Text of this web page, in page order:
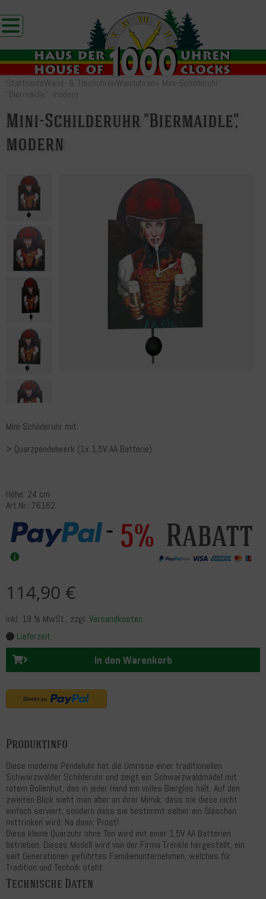
StartseiteWand- & TischuhrenWanduhren» Mini-Schilderuhr
"Biermaidle", modern
Mini-Schilderuhr "Biermaidle",
modern
Mini-Schilderuhr mit:
> Quarzpendelwerk (1x 1,5V AA Batterie)
Höhe: 24 cm
Art.Nr.: 76162
5% Rabatt
114,90 €
inkl. 19 % MwSt., zzgl. Versandkosten
Lieferzeit
In den Warenkorb
Produktinfo
Diese moderne Pendeluhr hat die Umrisse einer traditionellen
Schwarzwälder Schilderuhr und zeigt ein Schwarzwaldmädel mit
rotem Bollenhut, das in jeder Hand ein volles Bierglas hält. Auf den
zweiten Blick sieht man aber an ihrer Mimik, dass sie diese nicht
einfach serviert, sondern dass sie bestimmt selber ein Gläschen
mittrinken wird. Na dann: Prost!
Diese kleine Quarzuhr ohne Ton wird mit einer 1,5V AA Batterien
betrieben. Dieses Modell wird von der Firma Trenkle hergestellt, ein
seit Generationen geführtes Familienunternehmen, welches für
Tradition und Technik steht.
Technische Daten